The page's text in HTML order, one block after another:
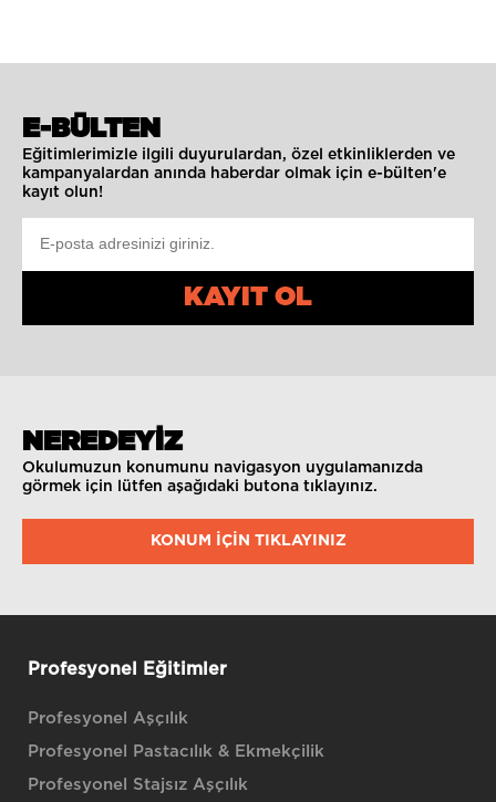
E-BÜLTEN
Eğitimlerimizle ilgili duyurulardan, özel etkinliklerden ve
kampanyalardan anında haberdar olmak için e-bülten'e
kayıt olun!
KAYIT OL
NEREDEYİZ
Okulumuzun konumunu navigasyon uygulamanızda
görmek için lütfen aşağıdaki butona tıklayınız.
KONUM IÇIN TIKLAYINIZ
Profesyonel Eğitimler
Profesyonel Aşçılık
Profesyonel Pastacılık & Ekmekçilik
Profesyonel Stajsız Aşçılık